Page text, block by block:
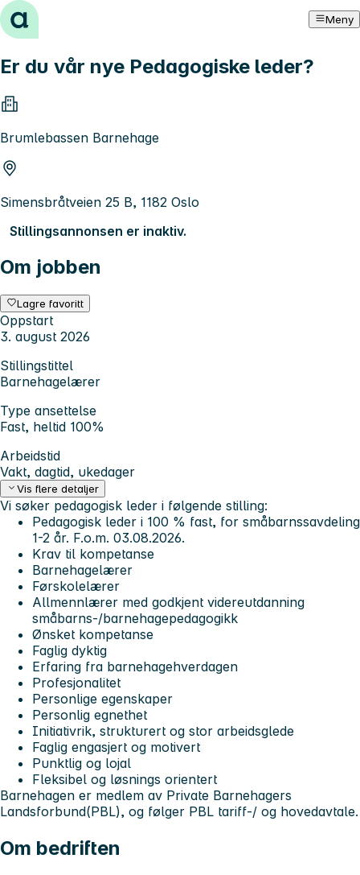
Hopp til innhold Meny
Er du vår nye Pedagogiske leder?
Brumlebassen Barnehage
Simensbråtveien 25 B, 1182 Oslo
Stillingsannonsen er inaktiv.
Om jobben
Lagre favoritt
Oppstart
3. august 2026
Stillingstittel
Barnehagelærer
Type ansettelse
Fast, heltid 100%
Arbeidstid
Vakt, dagtid, ukedager
Vis flere detaljer
Vi søker pedagogisk leder i følgende stilling:
Pedagogisk leder i 100 % fast, for småbarnssavdeling
1-2 år. F.o.m. 03.08.2026.
Krav til kompetanse
Barnehagelærer
Førskolelærer
Allmennlærer med godkjent videreutdanning
småbarns-/barnehagepedagogikk
Ønsket kompetanse
Faglig dyktig
Erfaring fra barnehagehverdagen
Profesjonalitet
Personlige egenskaper
Personlig egnethet
Initiativrik, strukturert og stor arbeidsglede
Faglig engasjert og motivert
Punktlig og lojal
Fleksibel og løsnings orientert
Barnehagen er medlem av Private Barnehagers
Landsforbund(PBL), og følger PBL tariff-/ og hovedavtale.
Om bedriften